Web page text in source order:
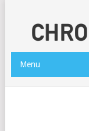
Menu